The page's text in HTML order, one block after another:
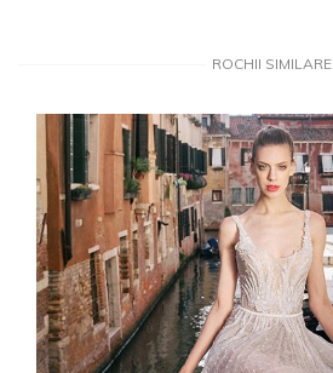
ROCHII SIMILARE